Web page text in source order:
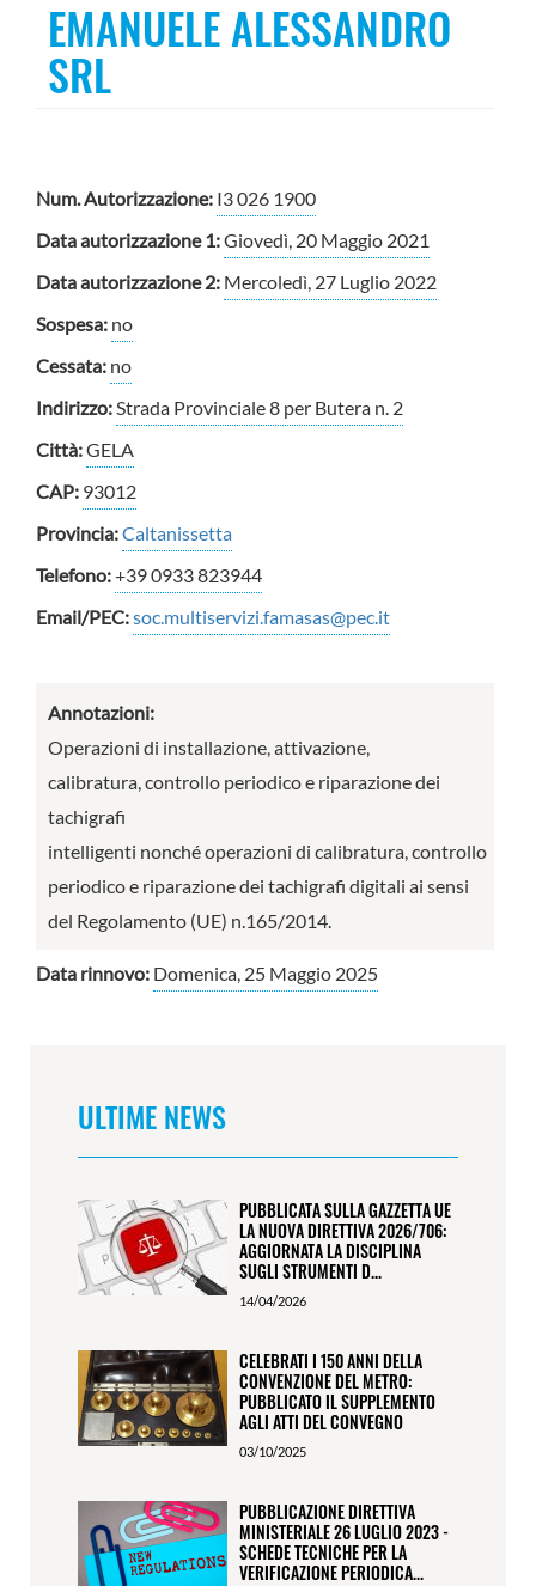
EMANUELE ALESSANDRO
SRL
Num. Autorizzazione: I3 026 1900
Data autorizzazione 1:Giovedì, 20 Maggio 2021
Data autorizzazione 2: Mercoledì, 27 Luglio 2022
Sospesa: no
Cessata: no
Indirizzo:Strada Provinciale 8 per Butera n. 2
Città:GELA
CAP: 93012
Provincia:Caltanissetta
Telefono:+39 0933 823944
Email/PEC:soc.multiservizi.famasas@pec.it
Annotazioni:
Operazioni di installazione, attivazione,
calibratura, controllo periodico e riparazione dei
tachigrafi
intelligenti nonché operazioni di calibratura, controllo
periodico e riparazione dei tachigrafi digitali ai sensi
del Regolamento (UE) n.165/2014.
Data rinnovo: Domenica, 25 Maggio 2025
ULTIME NEWS
PUBBLICATA SULLA GAZZETTA UE
LA NUOVA DIRETTIVA 2026/706:
AGGIORNATA LA DISCIPLINA
SUGLI STRUMENTI D...
14/04/2026
CELEBRATI I 150 ANNI DELLA
CONVENZIONE DEL METRO:
PUBBLICATO IL SUPPLEMENTO
AGLI ATTI DEL CONVEGNO
03/10/2025
PUBBLICAZIONE DIRETTIVA
MINISTERIALE 26 LUGLIO 2023 -
SCHEDE TECNICHE PER LA
VERIFICAZIONE PERIODICA...